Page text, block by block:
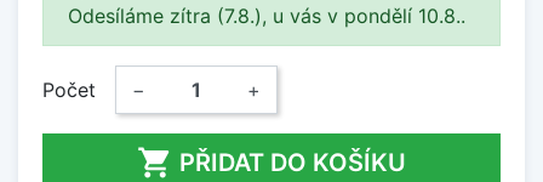
Odesíláme zítra (7.8.), u vás v pondělí 10.8..
Počet − +
 PŘIDAT DO KOŠÍKU